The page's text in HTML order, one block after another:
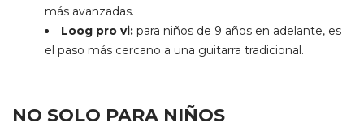
más avanzadas.
Loog pro vi: para niños de 9 años en adelante, es
el paso más cercano a una guitarra tradicional.
NO SOLO PARA NIÑOS